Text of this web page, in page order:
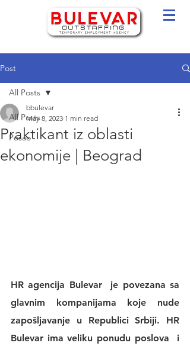
Post
All Posts
Posao
All Posts
Praktikant iz oblasti
ekonomije | Beograd
bbulevar
May 8, 2023 1 min read
HR agencija Bulevar
  je povezana sa
glavnim kompanijama koje nude
zapošljavanje u Republici Srbiji. HR
Bulevar ima veliku ponudu poslova
  i